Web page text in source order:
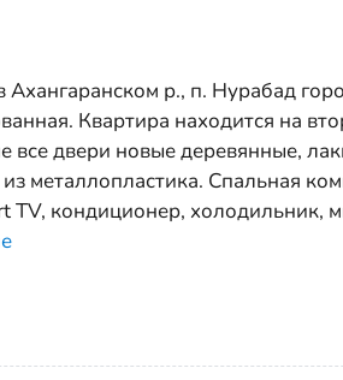
р., п. Нурабад
Квартира находится на
все двери новые деревянные,
металлопластика. Спальная
TV, кондиционер, холодильник,